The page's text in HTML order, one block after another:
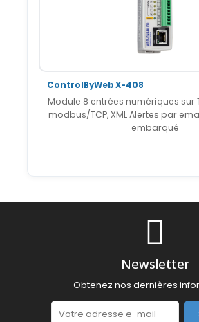
ControlByWeb X-408
Module 8 entrées numériques sur
modbus/TCP, XML Alertes par
embarqué
Newsletter
Obtenez nos dernières